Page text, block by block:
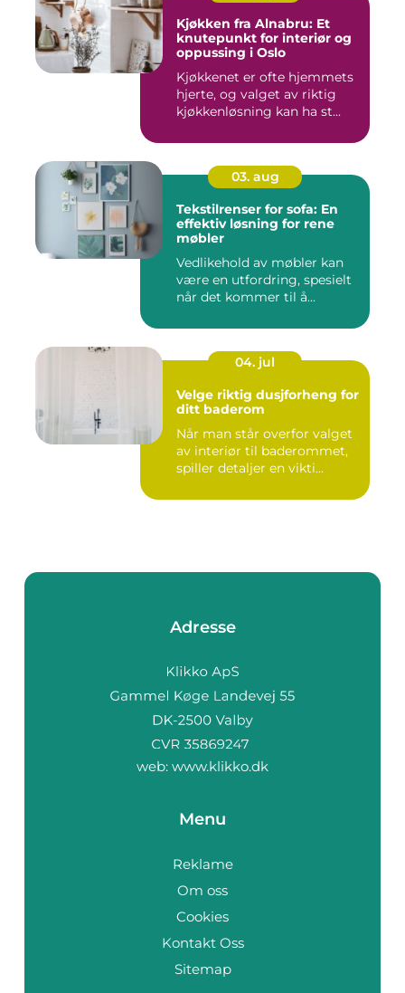
Kjøkken fra Alnabru: Et
knutepunkt for interiør og
oppussing i Oslo
Kjøkkenet er ofte hjemmets
hjerte, og valget av riktig
kjøkkenløsning kan ha st...
03. aug
Tekstilrenser for sofa: En
effektiv løsning for rene
møbler
Vedlikehold av møbler kan
være en utfordring, spesielt
når det kommer til å...
04. jul
Velge riktig dusjforheng for
ditt baderom
Når man står overfor valget
av interiør til baderommet,
spiller detaljer en vikti...
Adresse
web: www.klikko.dk
Menu
Reklame
Om oss
Cookies
Kontakt Oss
Sitemap